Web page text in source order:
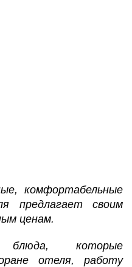
комфортабельные
предлагает своим
ценам.
которые
отеля, работу